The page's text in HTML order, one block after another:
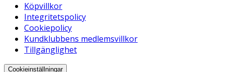
Köpvillkor
Integritetspolicy
Cookiepolicy
Kundklubbens medlemsvillkor
Tillgänglighet
Cookieinställningar